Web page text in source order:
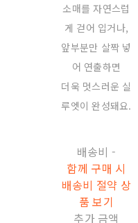
소매를 자연스럽
게 걷어 입거나,
앞부분만 살짝 넣
어 연출하면
더욱 멋스러운 실
루엣이 완성돼요.
배송비 -
함께 구매 시
배송비 절약 상
품 보기
추가 금액